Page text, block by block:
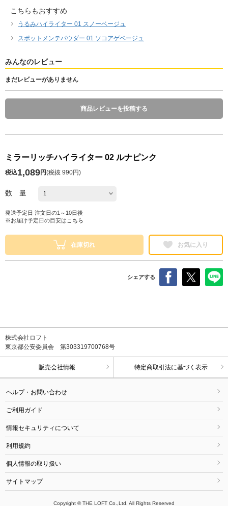
こちらもおすすめ
うるみハイライター 01 スノーベージュ
スポットメンテパウダー 01 ソコアゲベージュ
みんなのレビュー
まだレビューがありません
商品レビューを投稿する
ミラーリッチハイライター 02 ルナピンク
税込1,089円(税抜 990円)
数 量
発送予定日 注文日の1～10日後
※お届け予定日の目安は こちら
在庫切れ お気に入り
シェアする
株式会社ロフト
東京都公安委員会 第303319700768号
販売会社情報 特定商取引法に基づく表示
ヘルプ・お問い合わせ
ご利用ガイド
情報セキュリティについて
利用規約
個人情報の取り扱い
サイトマップ
Copyright © THE LOFT Co.,Ltd. All Rights Reserved